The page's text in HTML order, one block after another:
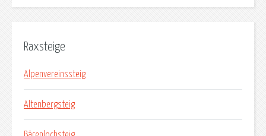
Raxsteige
Alpenvereinssteig
Altenbergsteig